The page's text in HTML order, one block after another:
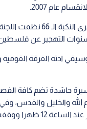
عام 2007.
وضمن فعاليات
ادته الفرقة
حاشدة تضم كافة
والخليل والقدس،
شوارع بيت لحم احياء لهذه الذكرى.